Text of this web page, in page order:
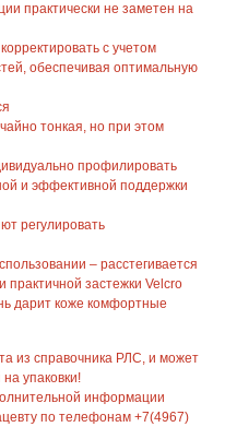
практически не заметен на
с учетом
обеспечивая оптимальную
тонкая, но при этом
профилировать
и эффективной поддержки
регулировать
– расстегивается
практичной застежки Velcro
дарит коже комфортные
из справочника РЛС, и может
упаковки!
информации
по телефонам +7(4967)